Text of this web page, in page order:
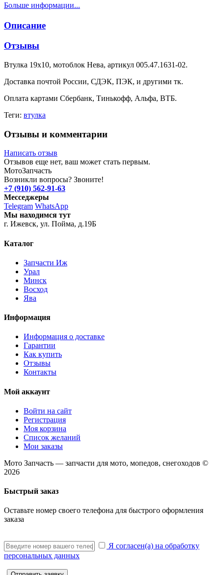
Больше информации...
Описание
Отзывы
Втулка 19х10, мотоблок Нева, артикул 005.47.1631-02.
Доставка почтой России, СДЭК, ПЭК, и другими тк.
Оплата картами Сбербанк, Тинькофф, Альфа, ВТБ.
Теги: втулка
Отзывы и комментарии
Написать отзыв
Отзывов еще нет, ваш может стать первым.
МотоЗапчасть
Возникли вопросы? Звоните!
+7 (910) 562-91-63
Месседжеры
Telegram WhatsApp
Мы находимся тут
г. Ижевск, ул. Пойма, д.19Б
Каталог
Запчасти Иж
Урал
Минск
Восход
Ява
Информация
Информация о доставке
Гарантии
Как купить
Отзывы
Контакты
Мой аккаунт
Войти на сайт
Регистрация
Моя корзина
Список желаний
Мои заказы
Мото Запчасть — запчасти для мото, мопедов, снегоходов ©
2026
Быстрый заказ
Оставьте номер своего телефона для быстрого оформления
заказа
Я согласен(а) на обработку
персональных данных